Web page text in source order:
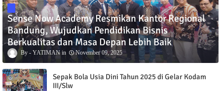
Sense Now Academy Resmikan Kantor Regional
Bandung, Wujudkan Pendidikan Bisnis
Berkualitas dan Masa Depan Lebih Baik
YATIMAN November 09, 2025
Sepak Bola Usia Dini Tahun 2025 di Gelar Kodam
III/Slw